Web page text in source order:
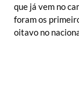
que já vem no
foram os
oitavo no